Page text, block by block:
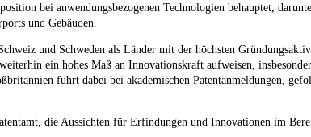
bei anwendungsbezogenen Technologien behauptet,
und Gebäuden.
und Schweden als Länder mit der höchsten
ein hohes Maß an Innovationskraft aufweisen,
führt dabei bei akademischen Patentanmeldungen,
die Aussichten für Erfindungen und Innovationen im